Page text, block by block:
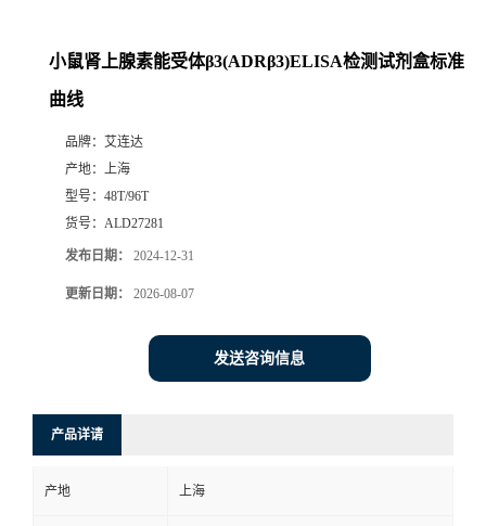
小鼠肾上腺素能受体β3(ADRβ3)ELISA检测试剂盒标准
曲线
品牌： 艾连达
产地： 上海
型号： 48T/96T
货号： ALD27281
发布日期： 2024-12-31
更新日期： 2026-08-07
发送咨询信息
产品详请
产地 上海